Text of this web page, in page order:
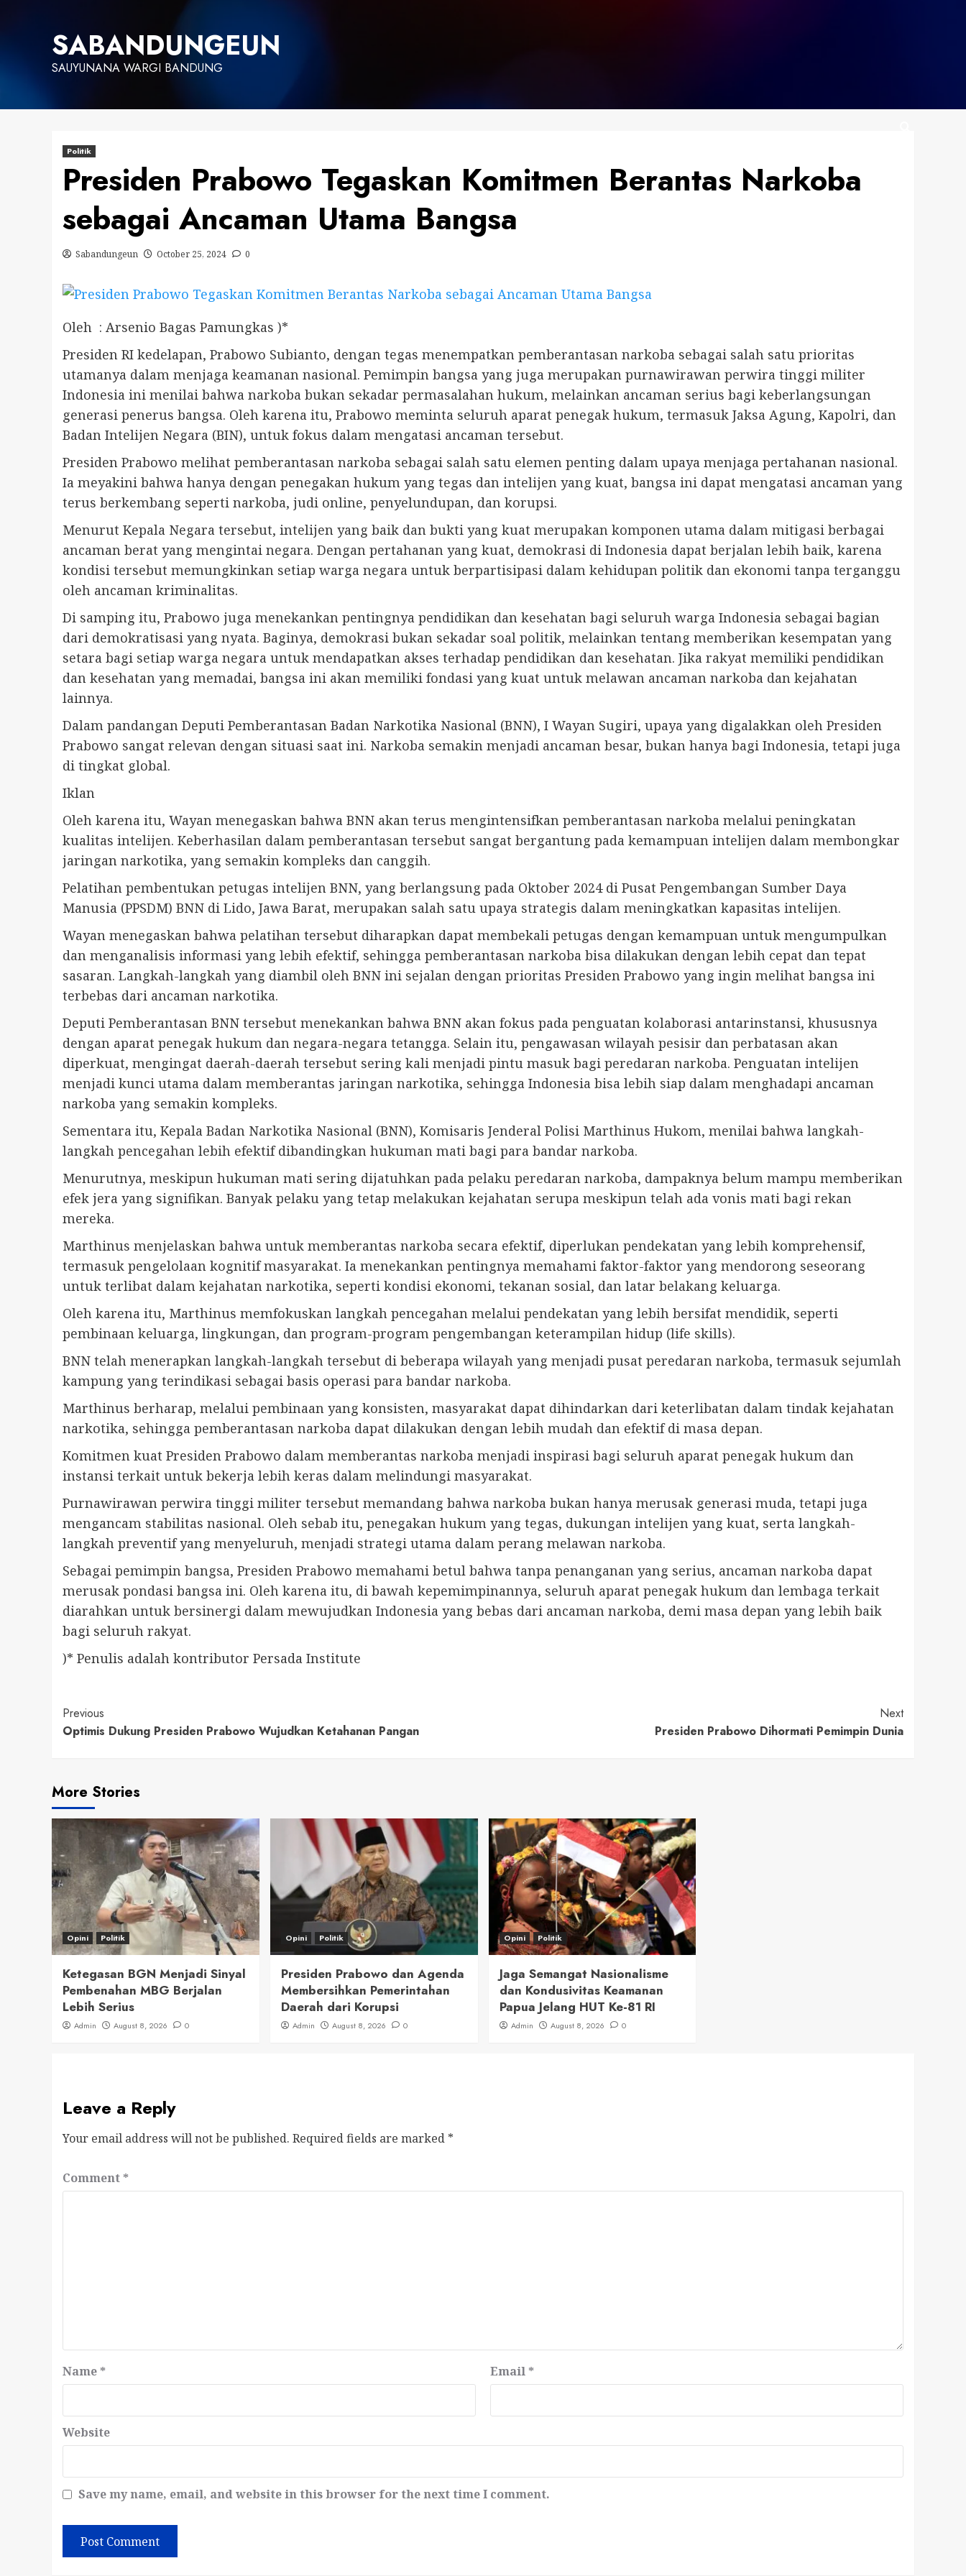
SABANDUNGEUN
SAUYUNANA WARGI BANDUNG
Politik
Presiden Prabowo Tegaskan Komitmen Berantas Narkoba
sebagai Ancaman Utama Bangsa
Sabandungeun October 25, 2024 0
Oleh : Arsenio Bagas Pamungkas )*
Presiden RI kedelapan, Prabowo Subianto, dengan tegas menempatkan pemberantasan narkoba sebagai salah satu prioritas
utamanya dalam menjaga keamanan nasional. Pemimpin bangsa yang juga merupakan purnawirawan perwira tinggi militer
Indonesia ini menilai bahwa narkoba bukan sekadar permasalahan hukum, melainkan ancaman serius bagi keberlangsungan
generasi penerus bangsa. Oleh karena itu, Prabowo meminta seluruh aparat penegak hukum, termasuk Jaksa Agung, Kapolri, dan
Badan Intelijen Negara (BIN), untuk fokus dalam mengatasi ancaman tersebut.
Presiden Prabowo melihat pemberantasan narkoba sebagai salah satu elemen penting dalam upaya menjaga pertahanan nasional.
Ia meyakini bahwa hanya dengan penegakan hukum yang tegas dan intelijen yang kuat, bangsa ini dapat mengatasi ancaman yang
terus berkembang seperti narkoba, judi online, penyelundupan, dan korupsi.
Menurut Kepala Negara tersebut, intelijen yang baik dan bukti yang kuat merupakan komponen utama dalam mitigasi berbagai
ancaman berat yang mengintai negara. Dengan pertahanan yang kuat, demokrasi di Indonesia dapat berjalan lebih baik, karena
kondisi tersebut memungkinkan setiap warga negara untuk berpartisipasi dalam kehidupan politik dan ekonomi tanpa terganggu
oleh ancaman kriminalitas.
Di samping itu, Prabowo juga menekankan pentingnya pendidikan dan kesehatan bagi seluruh warga Indonesia sebagai bagian
dari demokratisasi yang nyata. Baginya, demokrasi bukan sekadar soal politik, melainkan tentang memberikan kesempatan yang
setara bagi setiap warga negara untuk mendapatkan akses terhadap pendidikan dan kesehatan. Jika rakyat memiliki pendidikan
dan kesehatan yang memadai, bangsa ini akan memiliki fondasi yang kuat untuk melawan ancaman narkoba dan kejahatan
lainnya.
Dalam pandangan Deputi Pemberantasan Badan Narkotika Nasional (BNN), I Wayan Sugiri, upaya yang digalakkan oleh Presiden
Prabowo sangat relevan dengan situasi saat ini. Narkoba semakin menjadi ancaman besar, bukan hanya bagi Indonesia, tetapi juga
di tingkat global.
Iklan
Oleh karena itu, Wayan menegaskan bahwa BNN akan terus mengintensifkan pemberantasan narkoba melalui peningkatan
kualitas intelijen. Keberhasilan dalam pemberantasan tersebut sangat bergantung pada kemampuan intelijen dalam membongkar
jaringan narkotika, yang semakin kompleks dan canggih.
Pelatihan pembentukan petugas intelijen BNN, yang berlangsung pada Oktober 2024 di Pusat Pengembangan Sumber Daya
Manusia (PPSDM) BNN di Lido, Jawa Barat, merupakan salah satu upaya strategis dalam meningkatkan kapasitas intelijen.
Wayan menegaskan bahwa pelatihan tersebut diharapkan dapat membekali petugas dengan kemampuan untuk mengumpulkan
dan menganalisis informasi yang lebih efektif, sehingga pemberantasan narkoba bisa dilakukan dengan lebih cepat dan tepat
sasaran. Langkah-langkah yang diambil oleh BNN ini sejalan dengan prioritas Presiden Prabowo yang ingin melihat bangsa ini
terbebas dari ancaman narkotika.
Deputi Pemberantasan BNN tersebut menekankan bahwa BNN akan fokus pada penguatan kolaborasi antarinstansi, khususnya
dengan aparat penegak hukum dan negara-negara tetangga. Selain itu, pengawasan wilayah pesisir dan perbatasan akan
diperkuat, mengingat daerah-daerah tersebut sering kali menjadi pintu masuk bagi peredaran narkoba. Penguatan intelijen
menjadi kunci utama dalam memberantas jaringan narkotika, sehingga Indonesia bisa lebih siap dalam menghadapi ancaman
narkoba yang semakin kompleks.
Sementara itu, Kepala Badan Narkotika Nasional (BNN), Komisaris Jenderal Polisi Marthinus Hukom, menilai bahwa langkah-
langkah pencegahan lebih efektif dibandingkan hukuman mati bagi para bandar narkoba.
Menurutnya, meskipun hukuman mati sering dijatuhkan pada pelaku peredaran narkoba, dampaknya belum mampu memberikan
efek jera yang signifikan. Banyak pelaku yang tetap melakukan kejahatan serupa meskipun telah ada vonis mati bagi rekan
mereka.
Marthinus menjelaskan bahwa untuk memberantas narkoba secara efektif, diperlukan pendekatan yang lebih komprehensif,
termasuk pengelolaan kognitif masyarakat. Ia menekankan pentingnya memahami faktor-faktor yang mendorong seseorang
untuk terlibat dalam kejahatan narkotika, seperti kondisi ekonomi, tekanan sosial, dan latar belakang keluarga.
Oleh karena itu, Marthinus memfokuskan langkah pencegahan melalui pendekatan yang lebih bersifat mendidik, seperti
pembinaan keluarga, lingkungan, dan program-program pengembangan keterampilan hidup (life skills).
BNN telah menerapkan langkah-langkah tersebut di beberapa wilayah yang menjadi pusat peredaran narkoba, termasuk sejumlah
kampung yang terindikasi sebagai basis operasi para bandar narkoba.
Marthinus berharap, melalui pembinaan yang konsisten, masyarakat dapat dihindarkan dari keterlibatan dalam tindak kejahatan
narkotika, sehingga pemberantasan narkoba dapat dilakukan dengan lebih mudah dan efektif di masa depan.
Komitmen kuat Presiden Prabowo dalam memberantas narkoba menjadi inspirasi bagi seluruh aparat penegak hukum dan
instansi terkait untuk bekerja lebih keras dalam melindungi masyarakat.
Purnawirawan perwira tinggi militer tersebut memandang bahwa narkoba bukan hanya merusak generasi muda, tetapi juga
mengancam stabilitas nasional. Oleh sebab itu, penegakan hukum yang tegas, dukungan intelijen yang kuat, serta langkah-
langkah preventif yang menyeluruh, menjadi strategi utama dalam perang melawan narkoba.
Sebagai pemimpin bangsa, Presiden Prabowo memahami betul bahwa tanpa penanganan yang serius, ancaman narkoba dapat
merusak pondasi bangsa ini. Oleh karena itu, di bawah kepemimpinannya, seluruh aparat penegak hukum dan lembaga terkait
diarahkan untuk bersinergi dalam mewujudkan Indonesia yang bebas dari ancaman narkoba, demi masa depan yang lebih baik
bagi seluruh rakyat.
)* Penulis adalah kontributor Persada Institute
Continue
Reading
Previous
Optimis Dukung Presiden Prabowo Wujudkan Ketahanan Pangan
Next
Presiden Prabowo Dihormati Pemimpin Dunia
More Stories
Opini Politik
Ketegasan BGN Menjadi Sinyal
Pembenahan MBG Berjalan
Lebih Serius
Admin August 8, 2026 0
Opini Politik
Presiden Prabowo dan Agenda
Membersihkan Pemerintahan
Daerah dari Korupsi
Admin August 8, 2026 0
Opini Politik
Jaga Semangat Nasionalisme
dan Kondusivitas Keamanan
Papua Jelang HUT Ke-81 RI
Admin August 8, 2026 0
Leave a Reply
Your email address will not be published. Required fields are marked *
Comment *
Name * Email *
Website
Save my name, email, and website in this browser for the next time I comment.